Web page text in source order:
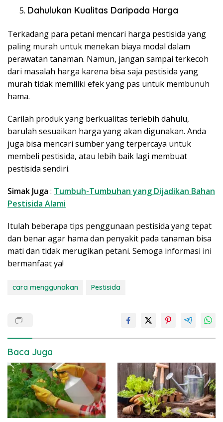
Dahulukan Kualitas Daripada Harga
Terkadang para petani mencari harga pestisida yang
paling murah untuk menekan biaya modal dalam
perawatan tanaman. Namun, jangan sampai terkecoh
dari masalah harga karena bisa saja pestisida yang
murah tidak memiliki efek yang pas untuk membunuh
hama.
Carilah produk yang berkualitas terlebih dahulu,
barulah sesuaikan harga yang akan digunakan. Anda
juga bisa mencari sumber yang terpercaya untuk
membeli pestisida, atau lebih baik lagi membuat
pestisida sendiri.
Simak Juga : Tumbuh-Tumbuhan yang Dijadikan Bahan
Pestisida Alami
Itulah beberapa tips penggunaan pestisida yang tepat
dan benar agar hama dan penyakit pada tanaman bisa
mati dan tidak merugikan petani. Semoga informasi ini
bermanfaat ya!
cara menggunakan Pestisida
Baca Juga